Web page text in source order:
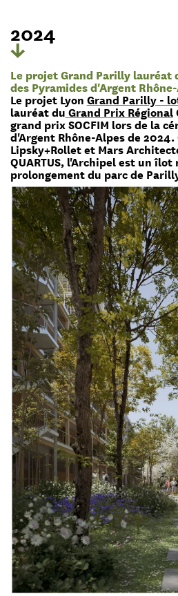
2024
Le projet Grand Parilly lauréat
des Pyramides d'Argent
Le projet Lyon Grand Parilly -
lauréat duGrand Prix Régional
grand prix SOCFIM lors de la
d'Argent Rhône-Alpes de 2024.
Lipsky+Rollet et Mars
QUARTUS, l'Archipel est un
prolongement du parc de